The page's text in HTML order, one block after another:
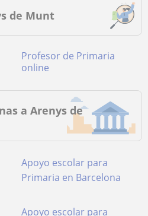
de Munt
Profesor de Primaria
online
a Arenys de
Apoyo escolar para
Primaria en Barcelona
Apoyo escolar para